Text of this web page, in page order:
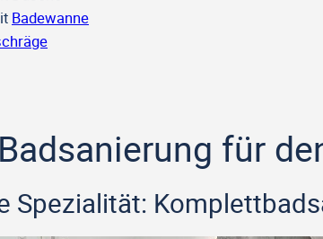
Badewanne
für
Spezialität: